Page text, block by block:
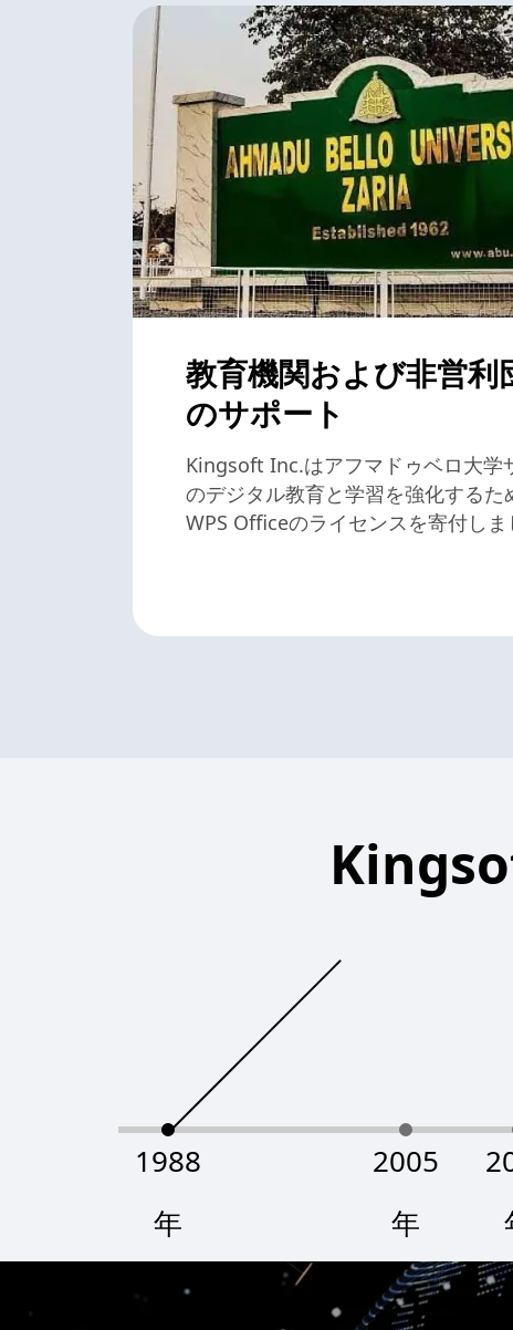
教育機関および非営利
のサポート
Kingsoft Inc.はアフマドゥベロ大学
のデジタル教育と学習を強化するた
WPS Officeのライセンスを寄付しま
1988
年
2005
年